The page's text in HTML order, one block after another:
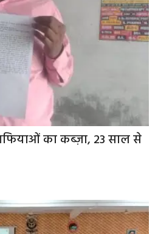
का कब्ज़ा, 23 साल से